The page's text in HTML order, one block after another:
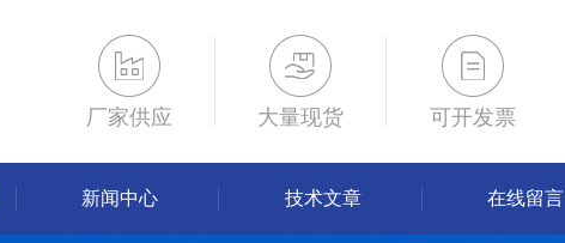
厂家供应 大量现货 可开发票
新闻中心 技术文章 在线留言